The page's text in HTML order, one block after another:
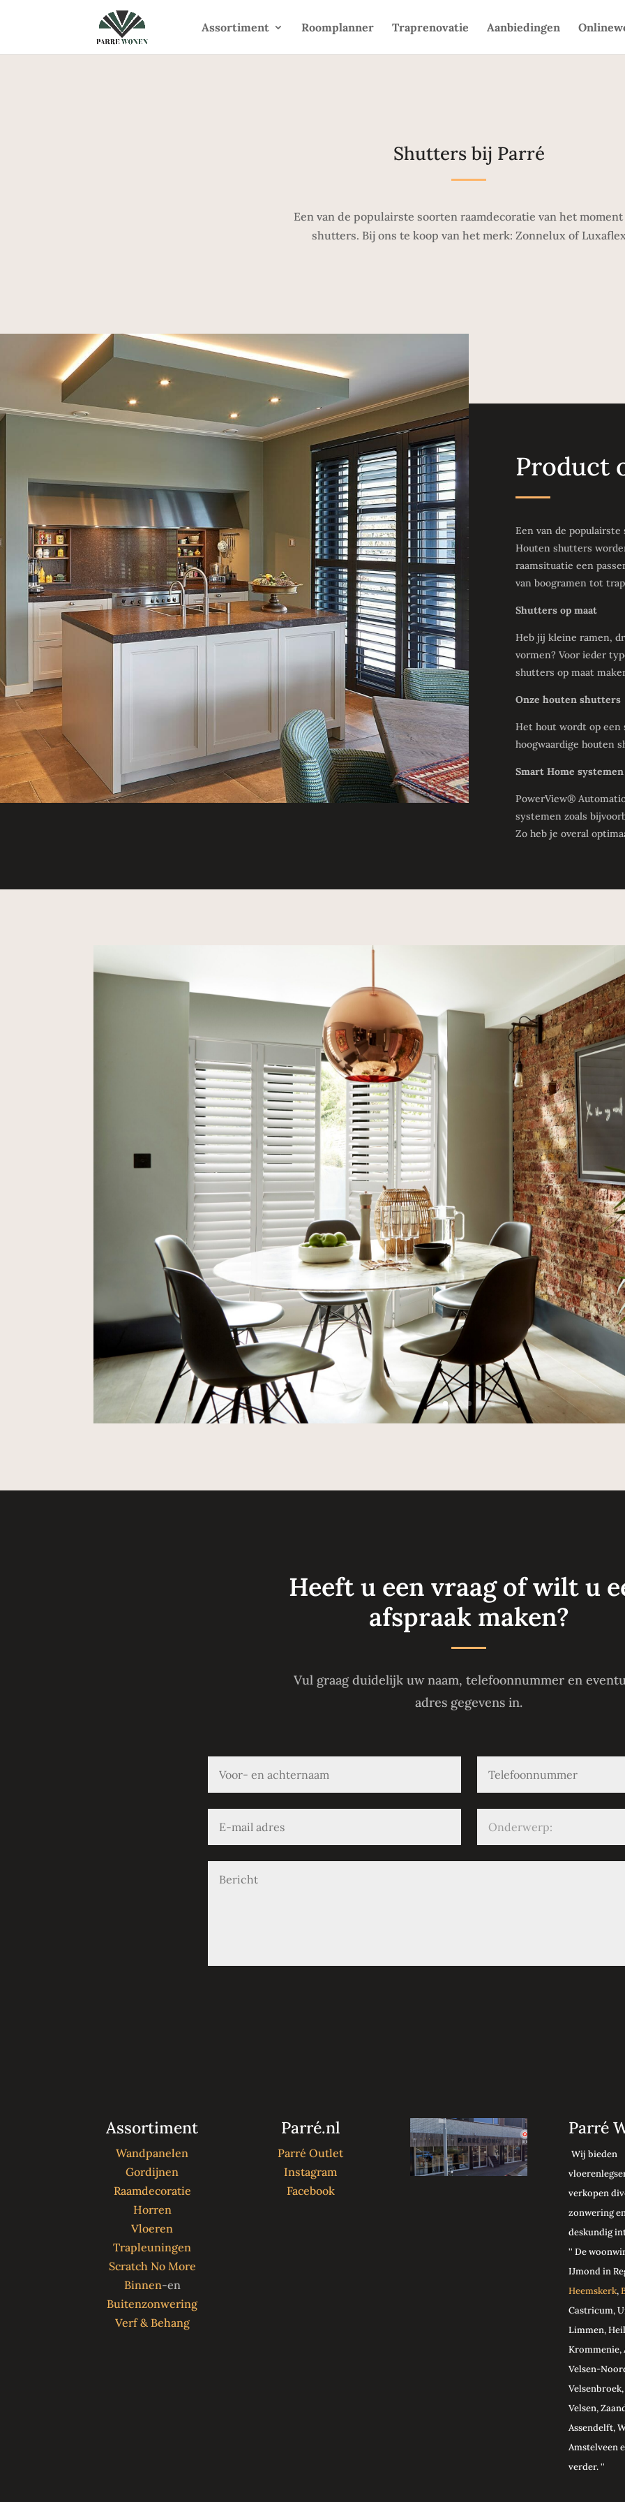
Assortiment Roomplanner Traprenovatie Aanbiedingen
Shutters bij Parré
Een van de populairste soorten raamdecoratie van het
shutters. Bij ons te koop van het merk: Zonnelux of
Product
Een van de
Houten shutters
raamsituatie een
van boogramen tot
Shutters op maat
Heb jij kleine ramen,
vormen? Voor ieder
shutters op maat
Onze houten shutters
Het hout wordt op een
hoogwaardige houten
Smart Home
PowerView®
systemen zoals
Zo heb je overal
Heeft u een vraag of wilt u
afspraak maken?
Vul graag duidelijk uw naam, telefoonnummer en
adres gegevens in.
Assortiment
Wandpanelen
Gordijnen
Raamdecoratie
Horren
Vloeren
Trapleuningen
Scratch No More
Binnen-en
Buitenzonwering
Verf & Behang
Parré.nl
Parré Outlet
Instagram
Facebook
Parré
Wij bieden
verkopen
zonwering
deskundig
'' De
IJmond in
Heemskerk,
Castricum,
Limmen,
Krommenie,
Velsen-
Velsen,
Assendelft,
Amstelveen
verder. ''